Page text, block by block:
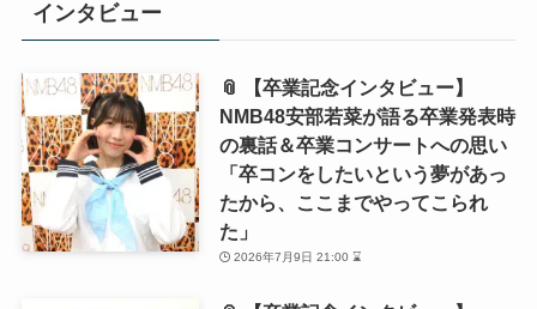
インタビュー
📎 【卒業記念インタビュー】
NMB48安部若菜が語る卒業発表時
の裏話＆卒業コンサートへの思い
「卒コンをしたいという夢があっ
たから、ここまでやってこられ
た」
2026年7月9日 21:00 ⌛